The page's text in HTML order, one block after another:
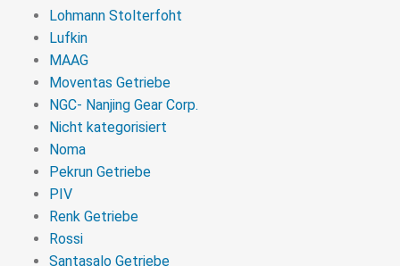
Lohmann Stolterfoht
Lufkin
MAAG
Moventas Getriebe
NGC- Nanjing Gear Corp.
Nicht kategorisiert
Noma
Pekrun Getriebe
PIV
Renk Getriebe
Rossi
Santasalo Getriebe